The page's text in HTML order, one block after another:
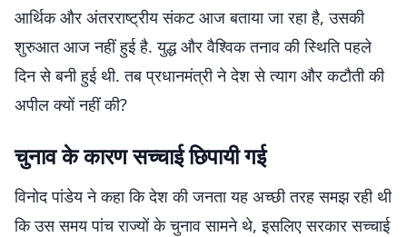
आर्थिक और अंतरराष्ट्रीय संकट आज बताया जा रहा है, उसकी
शुरुआत आज नहीं हुई है. युद्ध और वैश्विक तनाव की स्थिति पहले
दिन से बनी हुई थी. तब प्रधानमंत्री ने देश से त्याग और कटौती की
अपील क्यों नहीं की?
चुनाव के कारण सच्चाई छिपायी गई
विनोद पांडेय ने कहा कि देश की जनता यह अच्छी तरह समझ रही थी
कि उस समय पांच राज्यों के चुनाव सामने थे, इसलिए सरकार सच्चाई